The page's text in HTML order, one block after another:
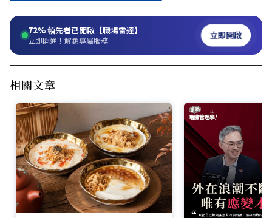
72%領先者已開啟【職場雷達】
立即開通！解鎖專屬服務 立即開啟
相關文章